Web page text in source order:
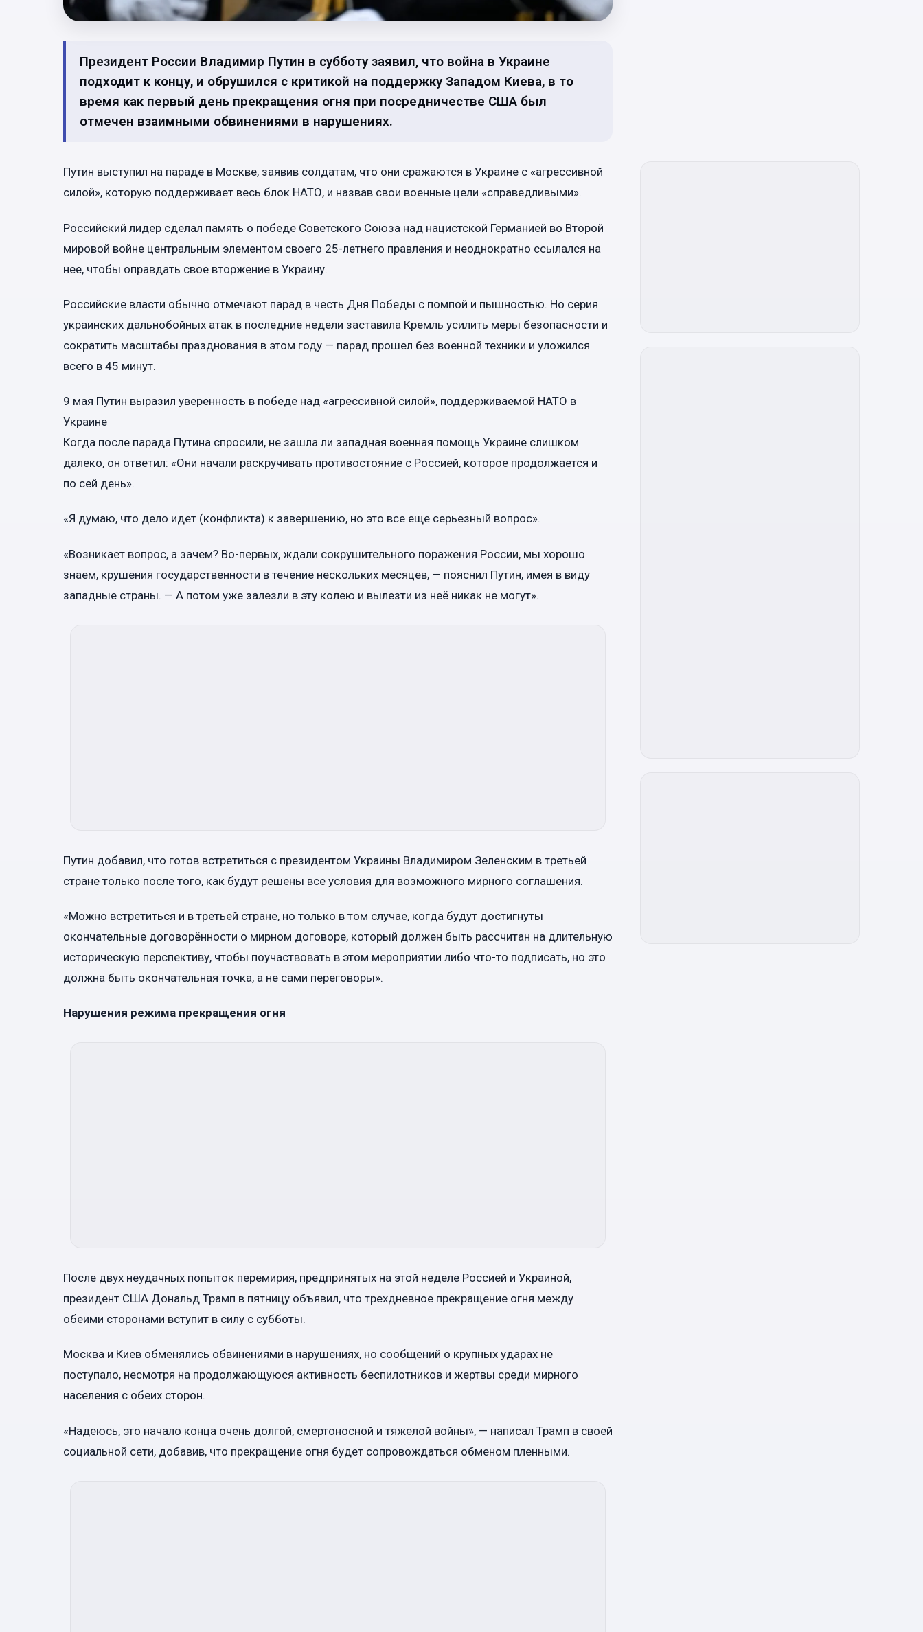
Президент России Владимир Путин в субботу заявил, что война в Украине
подходит к концу, и обрушился с критикой на поддержку Западом Киева, в то
время как первый день прекращения огня при посредничестве США был
отмечен взаимными обвинениями в нарушениях.
Путин выступил на параде в Москве, заявив солдатам, что они сражаются в Украине с «агрессивной
силой», которую поддерживает весь блок НАТО, и назвав свои военные цели «справедливыми».
Российский лидер сделал память о победе Советского Союза над нацистской Германией во Второй
мировой войне центральным элементом своего 25-летнего правления и неоднократно ссылался на
нее, чтобы оправдать свое вторжение в Украину.
Российские власти обычно отмечают парад в честь Дня Победы с помпой и пышностью. Но серия
украинских дальнобойных атак в последние недели заставила Кремль усилить меры безопасности и
сократить масштабы празднования в этом году — парад прошел без военной техники и уложился
всего в 45 минут.
9 мая Путин выразил уверенность в победе над «агрессивной силой», поддерживаемой НАТО в
Украине
Когда после парада Путина спросили, не зашла ли западная военная помощь Украине слишком
далеко, он ответил: «Они начали раскручивать противостояние с Россией, которое продолжается и
по сей день».
«Я думаю, что дело идет (конфликта) к завершению, но это все еще серьезный вопрос».
«Возникает вопрос, а зачем? Во-первых, ждали сокрушительного поражения России, мы хорошо
знаем, крушения государственности в течение нескольких месяцев, — пояснил Путин, имея в виду
западные страны. — А потом уже залезли в эту колею и вылезти из неё никак не могут».
Путин добавил, что готов встретиться с президентом Украины Владимиром Зеленским в третьей
стране только после того, как будут решены все условия для возможного мирного соглашения.
«Можно встретиться и в третьей стране, но только в том случае, когда будут достигнуты
окончательные договорённости о мирном договоре, который должен быть рассчитан на длительную
историческую перспективу, чтобы поучаствовать в этом мероприятии либо что-то подписать, но это
должна быть окончательная точка, а не сами переговоры».
Нарушения режима прекращения огня
После двух неудачных попыток перемирия, предпринятых на этой неделе Россией и Украиной,
президент США Дональд Трамп в пятницу объявил, что трехдневное прекращение огня между
обеими сторонами вступит в силу с субботы.
Москва и Киев обменялись обвинениями в нарушениях, но сообщений о крупных ударах не
поступало, несмотря на продолжающуюся активность беспилотников и жертвы среди мирного
населения с обеих сторон.
«Надеюсь, это начало конца очень долгой, смертоносной и тяжелой войны», — написал Трамп в своей
социальной сети, добавив, что прекращение огня будет сопровождаться обменом пленными.